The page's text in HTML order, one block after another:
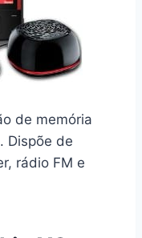
de memória
Dispõe de
rádio FM e